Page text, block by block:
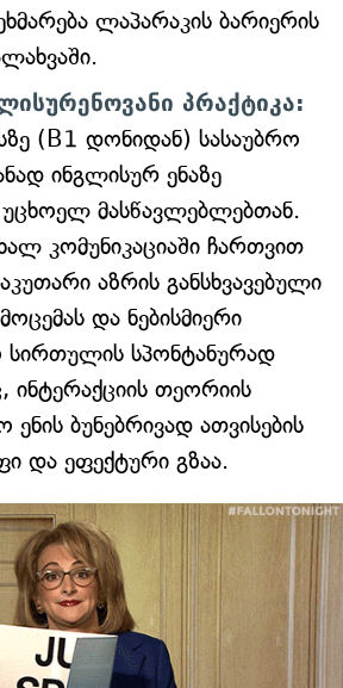
ლაპარაკის ბარიერის
პრაქტიკა:
(B1 დონიდან) სასაუბრო
ინგლისურ ენაზე
უცხოელ მასწავლებლებთან.
კომუნიკაციაში ჩართვით
აზრის განსხვავებული
და ნებისმიერი
სირთულის სპონტანურად
ინტერაქციის თეორიის
ენის ბუნებრივად ათვისების
და ეფექტური გზაა.